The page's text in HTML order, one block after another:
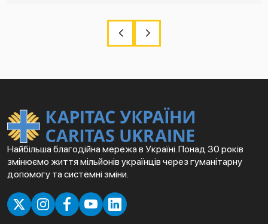
Найбільша благодійна мережа в Україні. Понад 30 років
змінюємо життя мільйонів українців через гуманітарну
допомогу та системні зміни.